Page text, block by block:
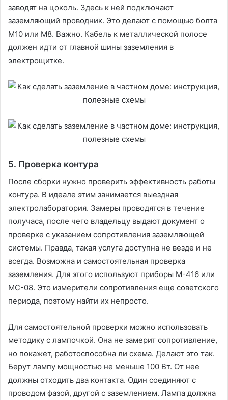
заводят на цоколь. Здесь к ней подключают
заземляющий проводник. Это делают с помощью болта
М10 или М8. Важно. Кабель к металлической полосе
должен идти от главной шины заземления в
электрощитке.
5. Проверка контура
После сборки нужно проверить эффективность работы
контура. В идеале этим занимается выездная
электролаборатория. Замеры проводятся в течение
получаса, после чего владельцу выдают документ о
проверке с указанием сопротивления заземляющей
системы. Правда, такая услуга доступна не везде и не
всегда. Возможна и самостоятельная проверка
заземления. Для этого используют приборы М-416 или
МС-08. Это измерители сопротивления еще советского
периода, поэтому найти их непросто.
Для самостоятельной проверки можно использовать
методику с лампочкой. Она не замерит сопротивление,
но покажет, работоспособна ли схема. Делают это так.
Берут лампу мощностью не меньше 100 Вт. От нее
должны отходить два контакта. Один соединяют с
проводом фазой, другой с заземлением. Лампа должна